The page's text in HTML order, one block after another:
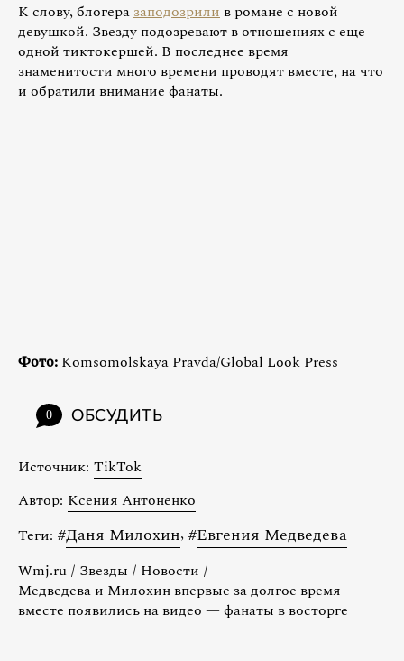
К слову, блогеразаподозрили в романе с новой
девушкой. Звезду подозревают в отношениях с еще
одной тиктокершей. В последнее время
знаменитости много времени проводят вместе, на что
и обратили внимание фанаты.
Фото: Komsomolskaya Pravda/Global Look Press
0 ОБСУДИТЬ
Источник: TikTok
Автор: Ксения Антоненко
Теги: #Даня Милохин, #Евгения Медведева
Wmj.ru / Звезды / Новости /
Медведева и Милохин впервые за долгое время
вместе появились на видео — фанаты в восторге